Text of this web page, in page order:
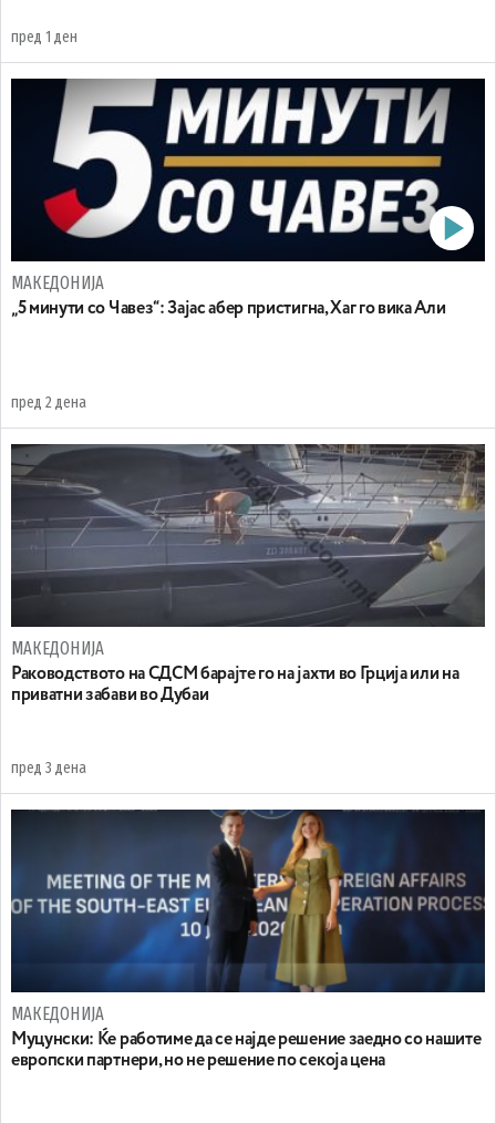
пред 1 ден
МАКЕДОНИЈА
„5 минути со Чавез“: Зајас абер пристигна, Хаг го вика Али
пред 2 дена
МАКЕДОНИЈА
Раководството на СДСМ барајте го на јахти во Грција или на
приватни забави во Дубаи
пред 3 дена
МАКЕДОНИЈА
Муцунски: Ќе работиме да се најде решение заедно со нашите
европски партнери, но не решение по секоја цена